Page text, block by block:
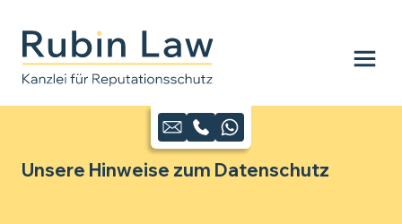
Unsere Hinweise zum Datenschutz